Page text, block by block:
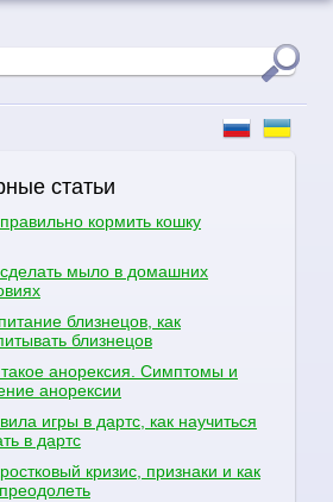
статьи
кормить кошку
сделать мыло в домашних
близнецов, как
близнецов
анорексия. Симптомы и
анорексии
игры в дартс, как научиться
в дартс
кризис, признаки и как